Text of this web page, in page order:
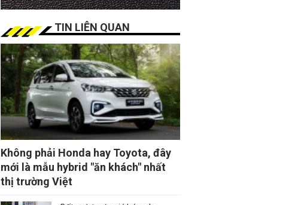
TIN LIÊN QUAN
Không phải Honda hay Toyota, đây
mới là mẫu hybrid "ăn khách" nhất
thị trường Việt